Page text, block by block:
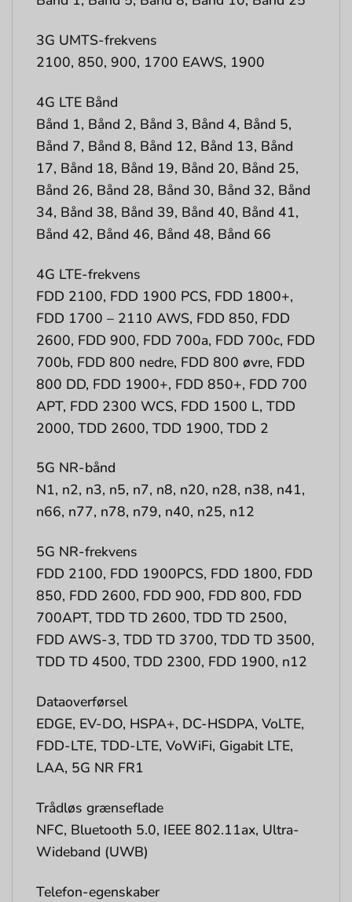
3G UMTS-frekvens
2100, 850, 900, 1700 EAWS, 1900
4G LTE Bånd
Bånd 1, Bånd 2, Bånd 3, Bånd 4, Bånd 5,
Bånd 7, Bånd 8, Bånd 12, Bånd 13, Bånd
17, Bånd 18, Bånd 19, Bånd 20, Bånd 25,
Bånd 26, Bånd 28, Bånd 30, Bånd 32, Bånd
34, Bånd 38, Bånd 39, Bånd 40, Bånd 41,
Bånd 42, Bånd 46, Bånd 48, Bånd 66
4G LTE-frekvens
FDD 2100, FDD 1900 PCS, FDD 1800+,
FDD 1700 – 2110 AWS, FDD 850, FDD
2600, FDD 900, FDD 700a, FDD 700c, FDD
700b, FDD 800 nedre, FDD 800 øvre, FDD
800 DD, FDD 1900+, FDD 850+, FDD 700
APT, FDD 2300 WCS, FDD 1500 L, TDD
2000, TDD 2600, TDD 1900, TDD 2
5G NR-bånd
N1, n2, n3, n5, n7, n8, n20, n28, n38, n41,
n66, n77, n78, n79, n40, n25, n12
5G NR-frekvens
FDD 2100, FDD 1900PCS, FDD 1800, FDD
850, FDD 2600, FDD 900, FDD 800, FDD
700APT, TDD TD 2600, TDD TD 2500,
FDD AWS-3, TDD TD 3700, TDD TD 3500,
TDD TD 4500, TDD 2300, FDD 1900, n12
Dataoverførsel
EDGE, EV-DO, HSPA+, DC-HSDPA, VoLTE,
FDD-LTE, TDD-LTE, VoWiFi, Gigabit LTE,
LAA, 5G NR FR1
Trådløs grænseflade
NFC, Bluetooth 5.0, IEEE 802.11ax, Ultra-
Wideband (UWB)
Telefon-egenskaber